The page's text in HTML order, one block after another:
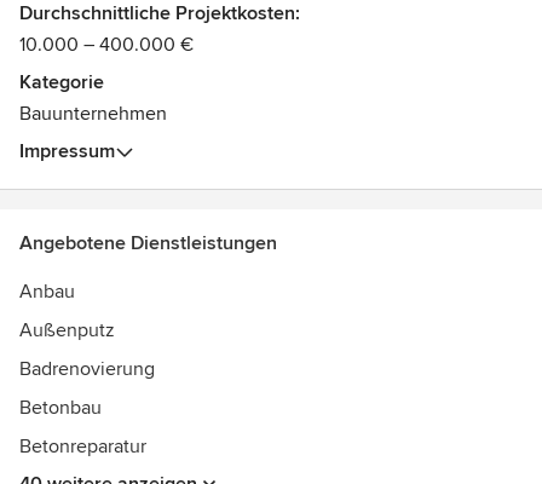
Durchschnittliche Projektkosten:
10.000 – 400.000 €
Kategorie
Bauunternehmen
Impressum
Angebotene Dienstleistungen
Anbau
Außenputz
Badrenovierung
Betonbau
Betonreparatur